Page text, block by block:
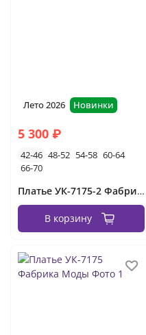
вечернее платье для мамы
платья на выпускной вечер
Лето 2026 Новинки
5 300 ₽
42-46 48-52 54-58 60-64
66-70
Платье УК-7175-2 Фабрика Моды
В корзину